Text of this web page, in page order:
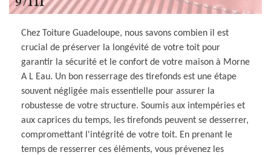
Chez Toiture Guadeloupe, nous savons combien il est
crucial de préserver la longévité de votre toit pour
garantir la sécurité et le confort de votre maison à Morne
A L Eau. Un bon resserrage des tirefonds est une étape
souvent négligée mais essentielle pour assurer la
robustesse de votre structure. Soumis aux intempéries et
aux caprices du temps, les tirefonds peuvent se desserrer,
compromettant l'intégrité de votre toit. En prenant le
temps de resserrer ces éléments, vous prévenez les